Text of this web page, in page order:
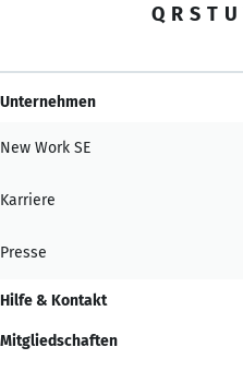
Q R S T U
Unternehmen
New Work SE
Karriere
Presse
Hilfe & Kontakt
Mitgliedschaften